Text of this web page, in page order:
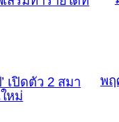
เปิดตัว 2 สมา
หม่
พฤ